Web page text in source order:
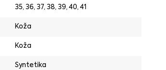
35,36,37,38,39,40,41
Koža
Koža
Syntetika